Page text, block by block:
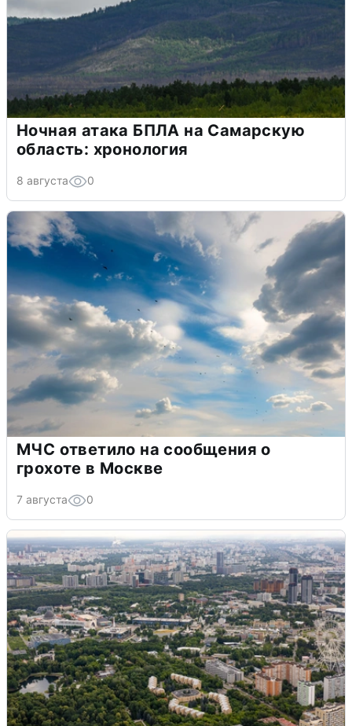
Ночная атака БПЛА на Самарскую
область: хронология
8 августа 0
МЧС ответило на сообщения о
грохоте в Москве
7 августа 0